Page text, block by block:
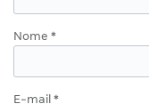
Nome *
E-mail *